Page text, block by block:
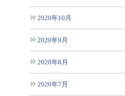
2020年10月
2020年9月
2020年8月
2020年7月